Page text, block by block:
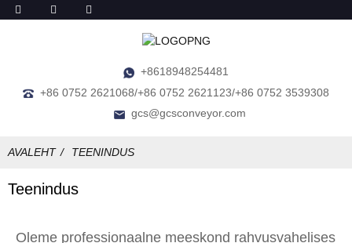
+8618948254481
+86 0752 2621068/+86 0752 2621123/+86 0752 3539308
gcs@gcsconveyor.com
AVALEHT TEENINDUS
Teenindus
Oleme professionaalne meeskond rahvusvahelises